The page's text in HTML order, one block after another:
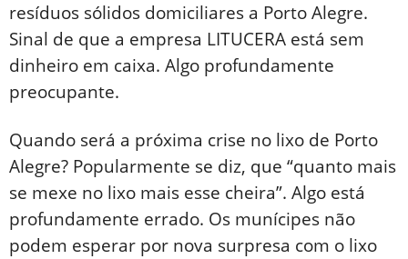
resíduos sólidos domiciliares a Porto Alegre.
Sinal de que a empresa LITUCERA está sem
dinheiro em caixa. Algo profundamente
preocupante.
Quando será a próxima crise no lixo de Porto
Alegre? Popularmente se diz, que “quanto mais
se mexe no lixo mais esse cheira”. Algo está
profundamente errado. Os munícipes não
podem esperar por nova surpresa com o lixo